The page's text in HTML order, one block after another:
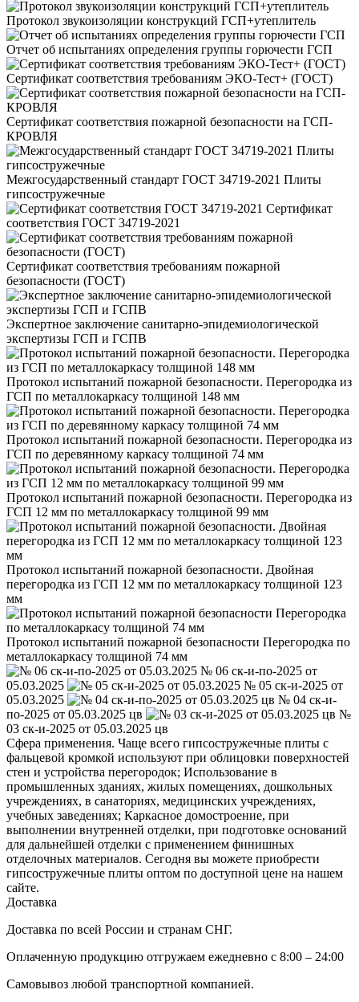
Протокол звукоизоляции конструкций ГСП+утеплитель
Отчет об испытаниях определения группы горючести ГСП
Сертификат соответствия требованиям ЭКО-Тест+ (ГОСТ)
Сертификат соответствия пожарной безопасности на ГСП-
КРОВЛЯ
Межгосударственный стандарт ГОСТ 34719-2021 Плиты
гипсостружечные
Сертификат
соответствия ГОСТ 34719-2021
Сертификат соответствия требованиям пожарной
безопасности (ГОСТ)
Экспертное заключение санитарно-эпидемиологической
экспертизы ГСП и ГСПВ
Протокол испытаний пожарной безопасности. Перегородка из
ГСП по металлокаркасу толщиной 148 мм
Протокол испытаний пожарной безопасности. Перегородка из
ГСП по деревянному каркасу толщиной 74 мм
Протокол испытаний пожарной безопасности. Перегородка из
ГСП 12 мм по металлокаркасу толщиной 99 мм
Протокол испытаний пожарной безопасности. Двойная
перегородка из ГСП 12 мм по металлокаркасу толщиной 123
мм
Протокол испытаний пожарной безопасности Перегородка по
металлокаркасу толщиной 74 мм
№ 06 ск-и-по-2025 от
05.03.2025
№ 05 ск-и-2025 от
05.03.2025
№ 04 ск-и-
по-2025 от 05.03.2025 цв
№
03 ск-и-2025 от 05.03.2025 цв
Сфера применения. Чаще всего гипсостружечные плиты с
фальцевой кромкой используют при облицовки поверхностей
стен и устройства перегородок; Использование в
промышленных зданиях, жилых помещениях, дошкольных
учреждениях, в санаториях, медицинских учреждениях,
учебных заведениях; Каркасное домостроение, при
выполнении внутренней отделки, при подготовке оснований
для дальнейшей отделки с применением финишных
отделочных материалов. Сегодня вы можете приобрести
гипсостружечные плиты оптом по доступной цене на нашем
сайте.
Доставка
Доставка по всей России и странам СНГ.
Оплаченную продукцию отгружаем ежедневно с 8:00 – 24:00
Самовывоз любой транспортной компанией.